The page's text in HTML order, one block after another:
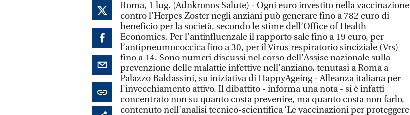
Roma, 1 lug. (Adnkronos Salute) - Ogni euro investito nella vaccinazione
contro l’Herpes Zoster negli anziani può generare fino a 782 euro di
beneficio per la società, secondo le stime dell’Office of Health
Economics. Per l’antinfluenzale il rapporto sale fino a 19 euro, per
l’antipneumococcica fino a 30, per il Virus respiratorio sinciziale (Vrs)
fino a 14. Sono numeri discussi nel corso dell’Assise nazionale sulla
prevenzione delle malattie infettive nell’anziano, tenutasi a Roma a
Palazzo Baldassini, su iniziativa di HappyAgeing - Alleanza italiana per
l'invecchiamento attivo. Il dibattito - informa una nota - si è infatti
concentrato non su quanto costa prevenire, ma quanto costa non farlo,
contenuto nell’analisi tecnico-scientifica ‘Le vaccinazioni per proteggere